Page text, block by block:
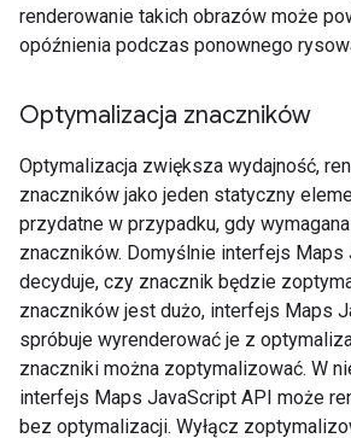
renderowanie takich obrazów może
opóźnienia podczas ponownego
Optymalizacja znaczników
Optymalizacja zwiększa wydajność,
znaczników jako jeden statyczny
przydatne w przypadku, gdy
znaczników. Domyślnie interfejs Maps
decyduje, czy znacznik będzie
znaczników jest dużo, interfejs Maps
spróbuje wyrenderować je z
znaczniki można zoptymalizować. W
interfejs Maps JavaScript API może
bez optymalizacji. Wyłącz